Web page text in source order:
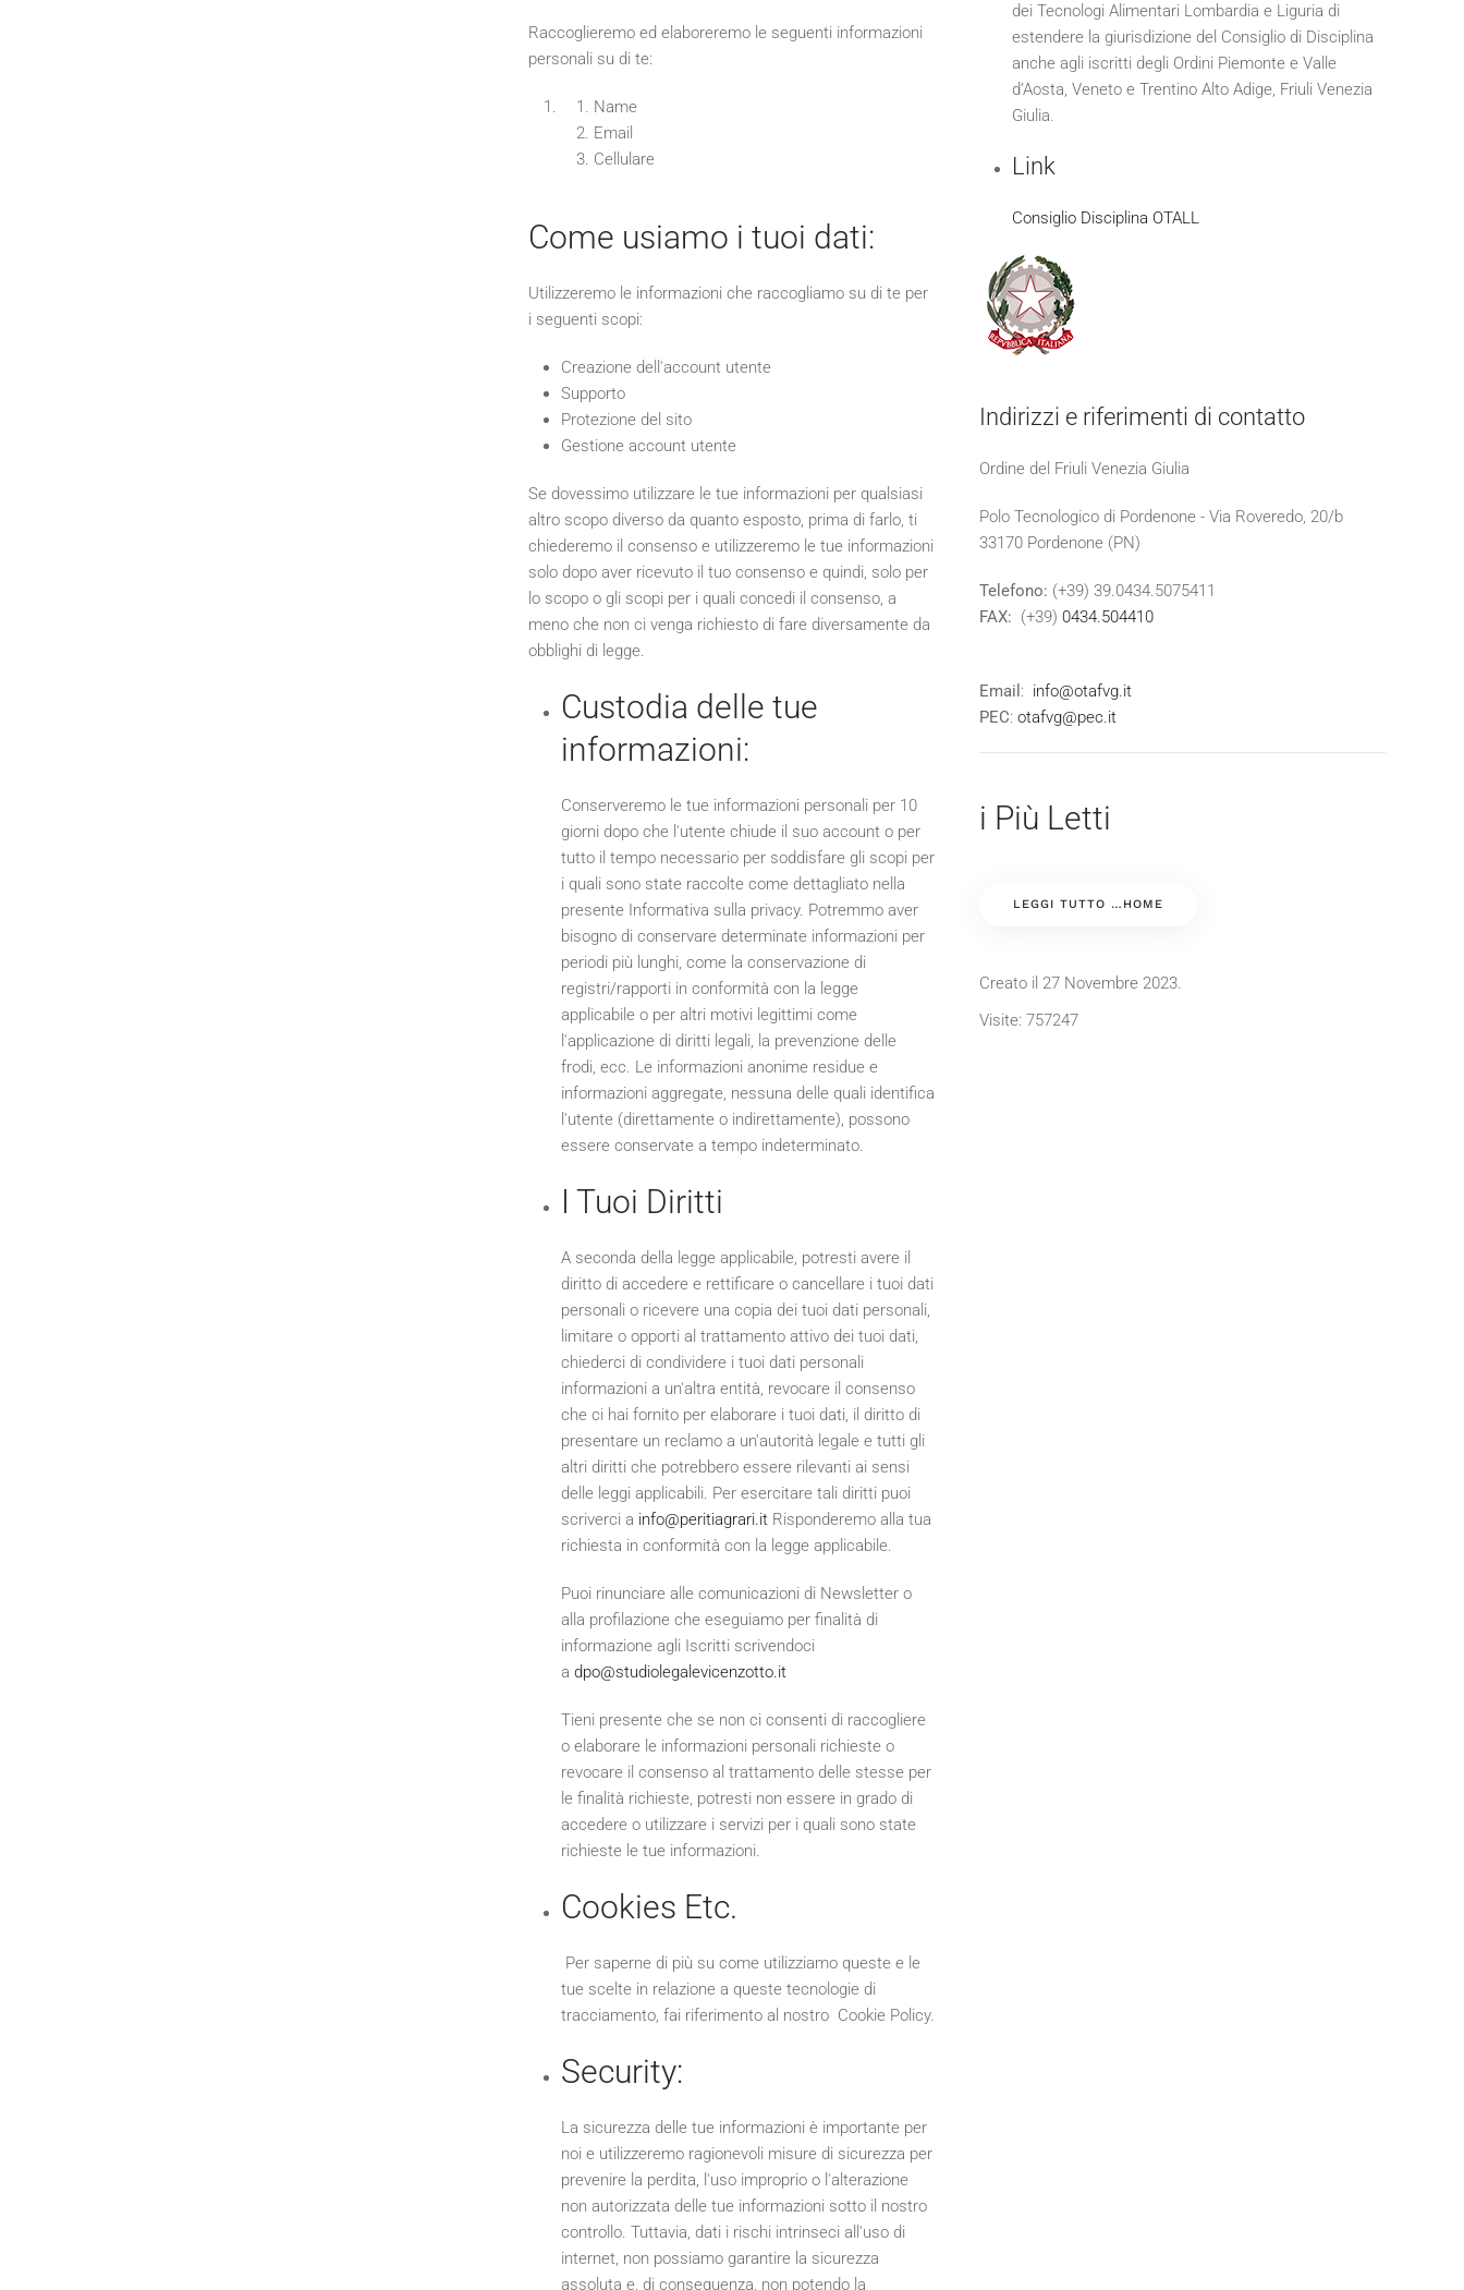
Raccoglieremo ed elaboreremo le seguenti informazioni
personali su di te:
Name
Email
Cellulare
Come usiamo i tuoi dati:
Utilizzeremo le informazioni che raccogliamo su di te per
i seguenti scopi:
Creazione dell'account utente
Supporto
Protezione del sito
Gestione account utente
Se dovessimo utilizzare le tue informazioni per qualsiasi
altro scopo diverso da quanto esposto, prima di farlo, ti
chiederemo il consenso e utilizzeremo le tue informazioni
solo dopo aver ricevuto il tuo consenso e quindi, solo per
lo scopo o gli scopi per i quali concedi il consenso, a
meno che non ci venga richiesto di fare diversamente da
obblighi di legge.
Custodia delle tue
informazioni:
Conserveremo le tue informazioni personali per 10
giorni dopo che l'utente chiude il suo account o per
tutto il tempo necessario per soddisfare gli scopi per
i quali sono state raccolte come dettagliato nella
presente Informativa sulla privacy. Potremmo aver
bisogno di conservare determinate informazioni per
periodi più lunghi, come la conservazione di
registri/rapporti in conformità con la legge
applicabile o per altri motivi legittimi come
l'applicazione di diritti legali, la prevenzione delle
frodi, ecc. Le informazioni anonime residue e
informazioni aggregate, nessuna delle quali identifica
l'utente (direttamente o indirettamente), possono
essere conservate a tempo indeterminato.
I Tuoi Diritti
A seconda della legge applicabile, potresti avere il
diritto di accedere e rettificare o cancellare i tuoi dati
personali o ricevere una copia dei tuoi dati personali,
limitare o opporti al trattamento attivo dei tuoi dati,
chiederci di condividere i tuoi dati personali
informazioni a un'altra entità, revocare il consenso
che ci hai fornito per elaborare i tuoi dati, il diritto di
presentare un reclamo a un'autorità legale e tutti gli
altri diritti che potrebbero essere rilevanti ai sensi
delle leggi applicabili. Per esercitare tali diritti puoi
scriverci a info@peritiagrari.it Risponderemo alla tua
richiesta in conformità con la legge applicabile.
Puoi rinunciare alle comunicazioni di Newsletter o
alla profilazione che eseguiamo per finalità di
informazione agli Iscritti scrivendoci
adpo@studiolegalevicenzotto.it
Tieni presente che se non ci consenti di raccogliere
o elaborare le informazioni personali richieste o
revocare il consenso al trattamento delle stesse per
le finalità richieste, potresti non essere in grado di
accedere o utilizzare i servizi per i quali sono state
richieste le tue informazioni.
Cookies Etc.
Per saperne di più su come utilizziamo queste e le
tue scelte in relazione a queste tecnologie di
tracciamento, fai riferimento al nostro Cookie Policy.
Security:
La sicurezza delle tue informazioni è importante per
noi e utilizzeremo ragionevoli misure di sicurezza per
prevenire la perdita, l'uso improprio o l'alterazione
non autorizzata delle tue informazioni sotto il nostro
controllo. Tuttavia, dati i rischi intrinseci all'uso di
internet, non possiamo garantire la sicurezza
assoluta e, di conseguenza, non potendo la
dei Tecnologi Alimentari Lombardia e Liguria di
estendere la giurisdizione del Consiglio di Disciplina
anche agli iscritti degli Ordini Piemonte e Valle
d’Aosta, Veneto e Trentino Alto Adige, Friuli Venezia
Giulia.
Link
Consiglio Disciplina OTALL
Indirizzi e riferimenti di contatto
Ordine del Friuli Venezia Giulia
Polo Tecnologico di Pordenone - Via Roveredo, 20/b
33170 Pordenone (PN)
Telefono: (+39) 39.0434.5075411
FAX: (+39) 0434.504410
Email : info@otafvg.it
PEC: otafvg@pec.it
i Più Letti
LEGGI TUTTO …HOME
Creato il 27 Novembre 2023.
Visite: 757247